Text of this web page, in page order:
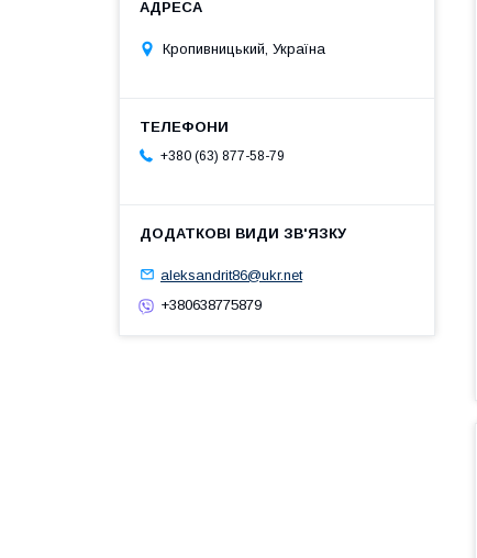
Кропивницький, Україна
+380 (63) 877-58-79
aleksandrit86@ukr.net
+380638775879